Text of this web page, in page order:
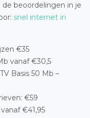
beoordelingen in je
snel internet in
€35
vanaf €30,5
Basis 50 Mb –
€59
€41,95